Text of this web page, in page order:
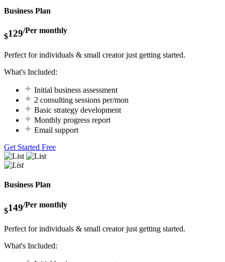
Business Plan
$129/Per monthly
Perfect for individuals & small creator just getting started.
What's Included:
Initial business assessment
2 consulting sessions per/mon
Basic strategy development
Monthly progress report
Email support
Get Started Free
Business Plan
$149/Per monthly
Perfect for individuals & small creator just getting started.
What's Included: